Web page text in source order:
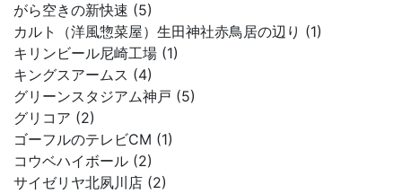
がら空きの新快速 (5)
カルト（洋風惣菜屋）生田神社赤鳥居の辺り (1)
キリンビール尼崎工場 (1)
キングスアームス (4)
グリーンスタジアム神戸 (5)
グリコア (2)
ゴーフルのテレビCM (1)
コウベハイボール (2)
サイゼリヤ北夙川店 (2)